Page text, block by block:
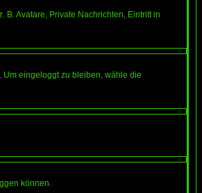
B. Avatare, Private Nachrichten, Eintritt in
eingeloggt zu bleiben, wähle die
können.